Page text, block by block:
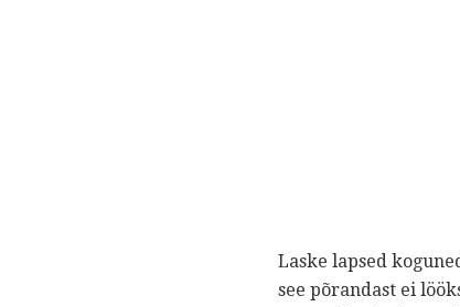
Laske lapsed
see põrandast ei